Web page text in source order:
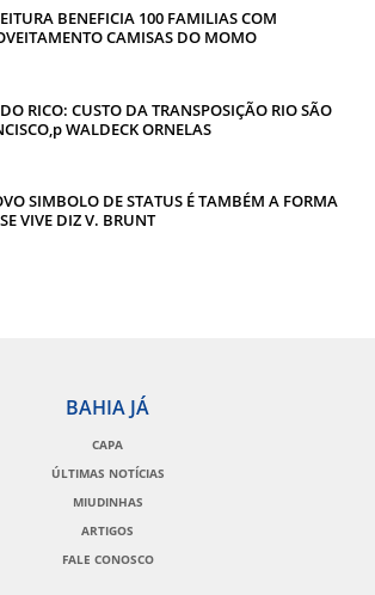
BENEFICIA 100 FAMILIAS COM
CAMISAS DO MOMO
RICO: CUSTO DA TRANSPOSIÇÃO RIO SÃO
WALDECK ORNELAS
SIMBOLO DE STATUS É TAMBÉM A FORMA
VIVE DIZ V. BRUNT
BAHIA JÁ
CAPA
ÚLTIMAS NOTÍCIAS
MIUDINHAS
ARTIGOS
FALE CONOSCO